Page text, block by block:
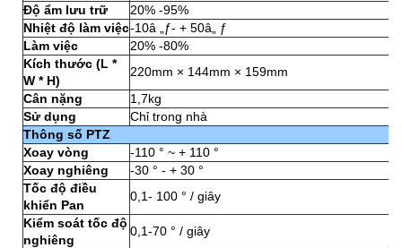
Độ ẩm lưu trữ
20% -95%
Nhiệt độ làm việc-10â „ƒ- + 50â„ ƒ
Làm việc
20% -80%
Kích thước (L *
W * H)
220mm × 144mm × 159mm
Cân nặng
1,7kg
Sử dụng
Chỉ trong nhà
Thông số PTZ
Xoay vòng
-110 ° ~ + 110 °
Xoay nghiêng
-30 ° - + 30 °
Tốc độ điều
khiển Pan
0,1- 100 ° / giây
Kiểm soát tốc độ
nghiêng
0,1-70 ° / giây